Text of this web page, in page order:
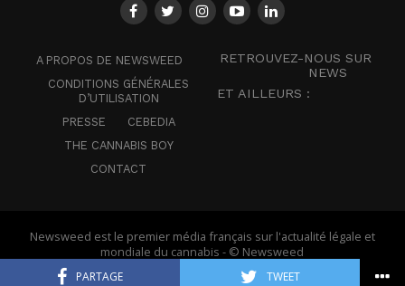
PARTAGE TWEET
A PROPOS DE NEWSWEED
CONDITIONS GÉNÉRALES
D’UTILISATION
PRESSE
CEBEDIA
THE CANNABIS BOY
CONTACT
RETROUVEZ-NOUS SUR
NEWS
ET AILLEURS :
Newsweed est le premier média français sur l'actualité légale et
mondiale du cannabis - © Newsweed